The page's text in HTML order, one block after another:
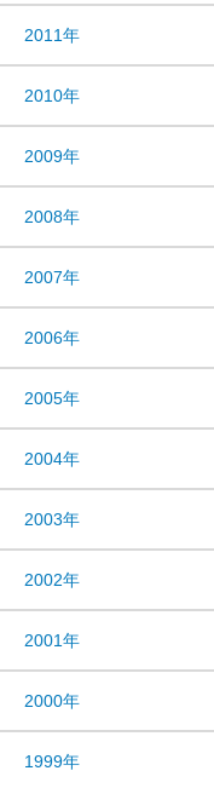
2011年
2010年
2009年
2008年
2007年
2006年
2005年
2004年
2003年
2002年
2001年
2000年
1999年